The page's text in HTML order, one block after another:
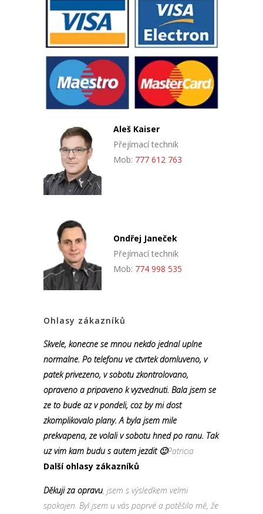
Aleš Kaiser
Přejímací technik
Mob: 777 612 763
Ondřej Janeček
Přejímací technik
Mob: 774 998 535
Ohlasy zákazníků
Skvele, konecne se mnou nekdo jednal uplne
normalne. Po telefonu ve ctvrtek domluveno, v
patek privezeno, v sobotu zkontrolovano,
opraveno a pripaveno k vyzvednuti. Bala jsem se
ze to bude az v pondeli, coz by mi dost
zkomplikovalo plany. A byla jsem mile
prekvapena, ze volali v sobotu hned po ranu. Tak
uz vim kam budu s autem jezdit 🙂Patricia
Další ohlasy zákazníků
Děkuji za opravu, jsem s výsledkem velmi
spokojen. Byl jsem u vás poprvé a potěšilo mě, že